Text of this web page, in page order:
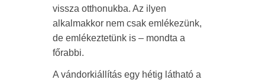
vissza otthonukba. Az ilyen
alkalmakkor nem csak emlékezünk,
de emlékeztetünk is – mondta a
főrabbi.
A vándorkiállítás egy hétig látható a